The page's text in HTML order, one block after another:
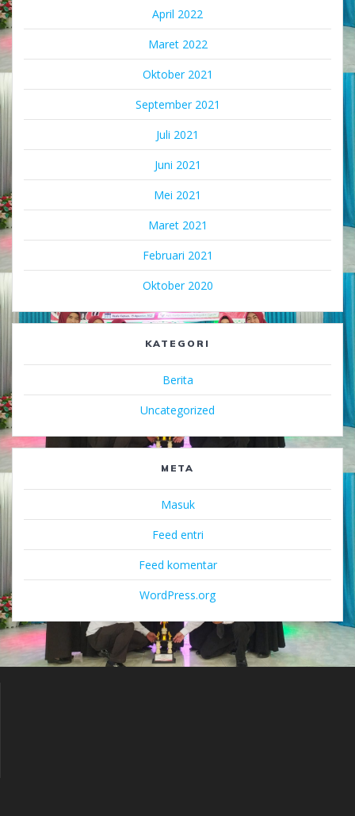
April 2022
Maret 2022
Oktober 2021
September 2021
Juli 2021
Juni 2021
Mei 2021
Maret 2021
Februari 2021
Oktober 2020
KATEGORI
Berita
Uncategorized
META
Masuk
Feed entri
Feed komentar
WordPress.org